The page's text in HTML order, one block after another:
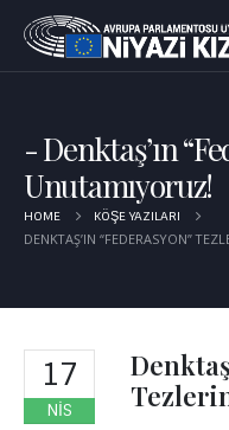
Denktaş’ın
Unutamıyoruz!
HOME KÖŞE YAZILARI
DENKTAŞ’IN “FEDERASYON”
17
NIS